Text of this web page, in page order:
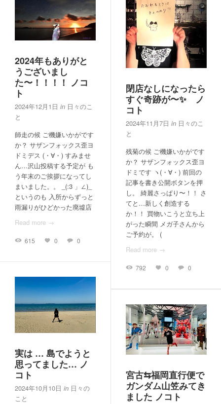
2024年もありがと
うございまし
た〜！！！！ ノコ
ト
2024年12月1日 in 日々のこ
と
師走の候 ご機嫌いかがです
か？ サザンフォックス歪ヨ
ドミデス (・∀・) すみませ
ん…沢山投稿する予定が も
う年末のご挨拶になってし
まいました。。 _(:3 」∠)_
というのも 入所からずっと
雨漏りがひどかった廃墟店
Read more →
615 0 0
閉店なしになったら
すぐ奇跡が〜✨ ノ
コト
2024年11月7日 in 日々のこ
と
残菊の候 ご機嫌いかがです
か？ サザンフォックス歪ヨ
ドミです ヽ(・∀・) 前回の
記事を書き公開ボタンを押
し。 綺麗さっぱり〜！！ さ
てと…新しく創造する
か！！ 買物いこうと立ち上
がった瞬間 メガ子さんから
ご予約が。 (
Read more →
792 0 0
実は … 島でようと
思ってました… ノ
コト
2024年10月10日 in 日々の
こと
宮古⇆福岡直行便で
ガンダム山笠みてき
ました ノコト